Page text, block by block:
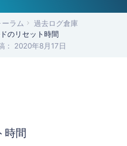
ーラム
過去ログ倉庫
のリセット時間
： 2020年8月17日
時間